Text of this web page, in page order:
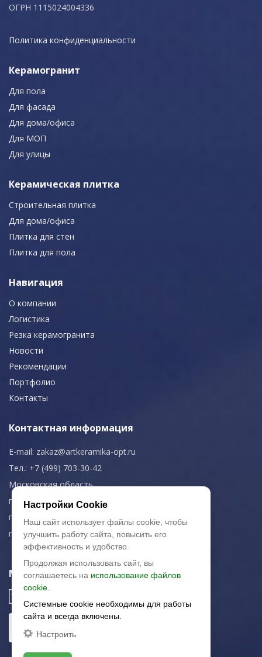
ОГРН 1115024004336
Политика конфиденциальности
Керамогранит
Для пола
Для фасада
Для дома/офиса
Для МОП
Для улицы
Керамическая плитка
Строительная плитка
Для дома/офиса
Плитка для стен
Плитка для пола
Навигация
О компании
Логистика
Резка керамогранита
Новости
Рекомендации
Портфолио
Контакты
Контактная информация
E-mail: zakaz@artkeramika-opt.ru
Тел.: +7 (499) 703-30-42
Московская область,
г. Красногорск
пн-чт: 09.00-18.00
пт: 09.00-17.00
Мы в соц. сетях
Настройки Cookie
Наш сайт использует файлы cookie, чтобы
улучшить работу сайта, повысить его
эффективность и удобство.
Продолжая использовать сайт, вы
соглашаетесь на использование файлов
cookie.
Системные cookie необходимы для работы
сайта и всегда включены.
Настроить